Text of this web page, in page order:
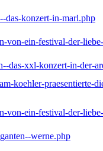
das-konzert-in-marl.php
von-ein-festival-der-
das-xxl-konzert-in-der-
koehler-praesentierte-
von-ein-festival-der-
werne.php